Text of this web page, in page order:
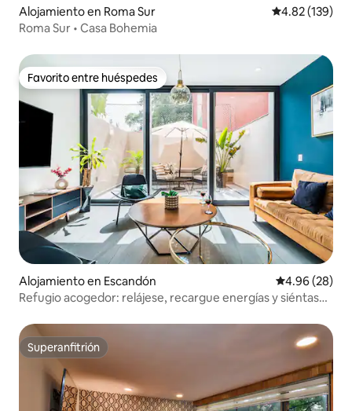
Alojamiento en Roma Sur Calificación
4.82 (139)
Roma Sur • Casa Bohemia
Favorito entre huéspedes
Favorito entre huéspedes
Alojamiento en Escandón Calificación
4.96 (28)
Refugio acogedor: relájese, recargue energías y siéntase
Superanfitrión
Superanfitrión